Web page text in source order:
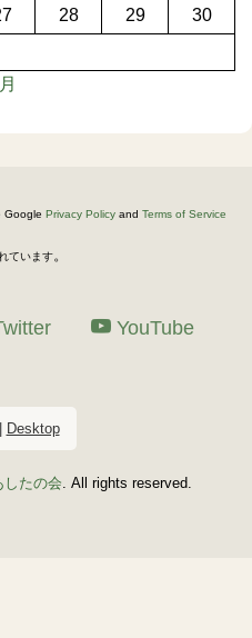
28 29
30
Google Privacy Policy and Terms of Service
ています。
YouTube
Desktop
したの会. All rights reserved.